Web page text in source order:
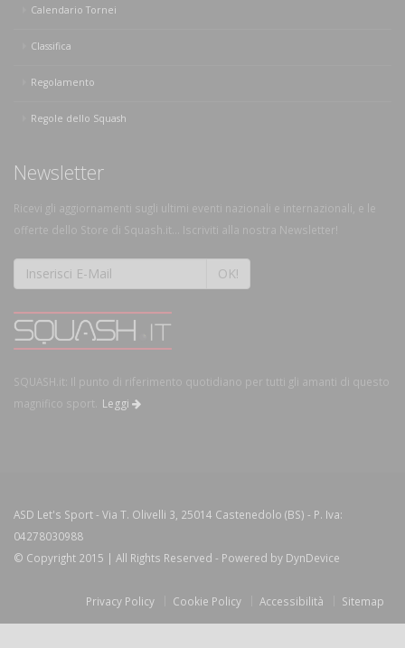
Calendario Tornei
Classifica
Regolamento
Regole dello Squash
Newsletter
Ricevi gli aggiornamenti sugli ultimi eventi nazionali e internazionali, e le
offerte dello Store di Squash.it... Iscriviti alla nostra Newsletter!
OK!
SQUASH.it: Il punto di riferimento quotidiano per tutti gli amanti di questo
magnifico sport.
Leggi
ASD Let's Sport - Via T. Olivelli 3, 25014 Castenedolo (BS) - P. Iva:
04278030988
© Copyright 2015 | All Rights Reserved - Powered by DynDevice
Privacy Policy Cookie Policy Accessibilità Sitemap